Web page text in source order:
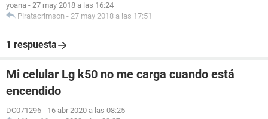
yoana - 27 may 2018 a las 16:24
Piratacrimson - 27 may 2018 a las 17:51
1 respuesta
Mi celular Lg k50 no me carga cuando está
encendido
DC071296 - 16 abr 2020 a las 08:25